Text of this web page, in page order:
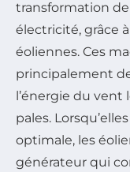
transformation de
électricité, grâce
éoliennes. Ces
principalement
l’énergie du
pales.
optimale, les
générateur qui